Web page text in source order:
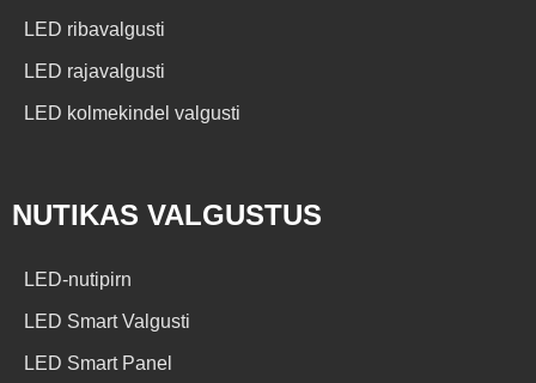
LED ribavalgusti
LED rajavalgusti
LED kolmekindel valgusti
NUTIKAS VALGUSTUS
LED-nutipirn
LED Smart Valgusti
LED Smart Panel